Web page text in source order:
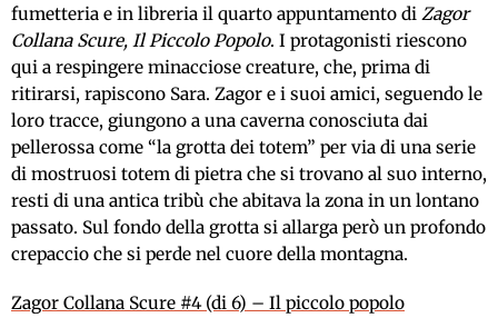
fumetteria e in libreria il quarto appuntamento di Zagor
Collana Scure, Il Piccolo Popolo. I protagonisti riescono
qui a respingere minacciose creature, che, prima di
ritirarsi, rapiscono Sara. Zagor e i suoi amici, seguendo le
loro tracce, giungono a una caverna conosciuta dai
pellerossa come “la grotta dei totem” per via di una serie
di mostruosi totem di pietra che si trovano al suo interno,
resti di una antica tribù che abitava la zona in un lontano
passato. Sul fondo della grotta si allarga però un profondo
crepaccio che si perde nel cuore della montagna.
Zagor Collana Scure #4 (di 6) – Il piccolo popolo